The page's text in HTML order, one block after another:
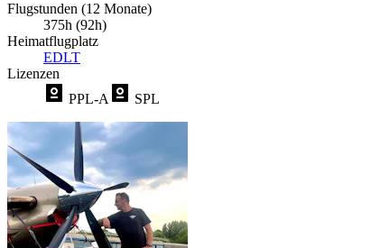
Flugstunden (12 Monate)
375h (92h)
Heimatflugplatz
EDLT
Lizenzen
PPL-A
SPL